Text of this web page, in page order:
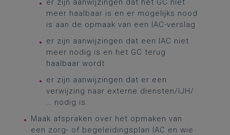
er zijn aanwijzingen dat het GC niet
meer haalbaar is en er mogelijks nood
is aan de opmaak van een IAC-verslag
er zijn aanwijzingen dat een IAC niet
meer nodig is en het GC terug
haalbaar wordt
er zijn aanwijzingen dat er een
verwijzing naar externe diensten/IJH/
… nodig is.
Maak afspraken over het opmaken van
een zorg- of begeleidingsplan IAC en wie